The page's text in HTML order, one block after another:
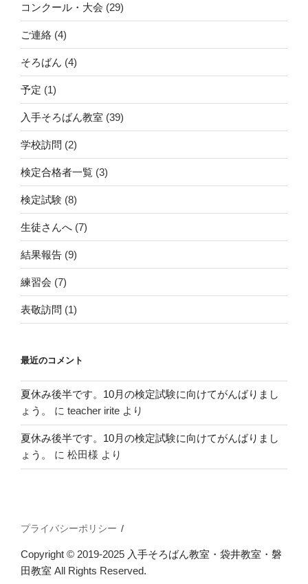
コンクール・大会 (29)
ご連絡 (4)
そろばん (4)
予定 (1)
入手そろばん教室 (39)
学校訪問 (2)
検定合格者一覧 (3)
検定試験 (8)
生徒さんへ (7)
結果報告 (9)
練習会 (7)
表敬訪問 (1)
最近のコメント
夏休み後半です。10月の検定試験に向けてがんばりまし
ょう。
に teacher irite より
夏休み後半です。10月の検定試験に向けてがんばりまし
ょう。
に 松田様 より
プライバシーポリシー
Copyright © 2019-2025 入手そろばん教室・袋井教室・磐
田教室 All Rights Reserved.